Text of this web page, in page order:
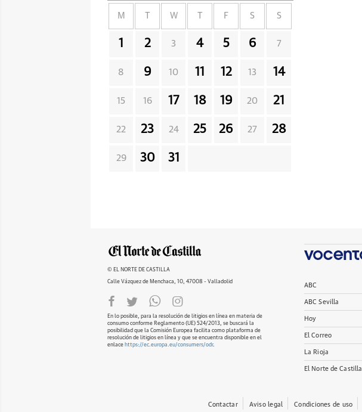
M W F S S
1 2 3 4 5 6 7
8 9 10 11 12 13 14
15 16 17 18 19 20 21
22 23 24 25 26 27 28
29 30 31
© EL NORTE DE CASTILLA
Calle Vázquez de Menchaca, 10, 47008 - Valladolid
En lo posible, para la resolución de litigios en línea en materia de
consumo conforme Reglamento (UE) 524/2013, se buscará la
posibilidad que la Comisión Europea facilita como plataforma de
resolución de litigios en línea y que se encuentra disponible en el
enlace https://ec.europa.eu/consumers/odr.
ABC
ABC Sevilla
Hoy
El Correo
La Rioja
El Norte de Castilla
Contactar Aviso legal Condiciones de uso